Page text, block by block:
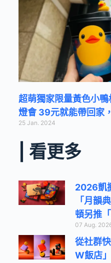
超萌獨家限量黃色小
燈會 39元就能帶回家
25 Jan. 2024
| 看更多
2026凱
「月韻
頓另推
07 Aug.
從社群
W飯店